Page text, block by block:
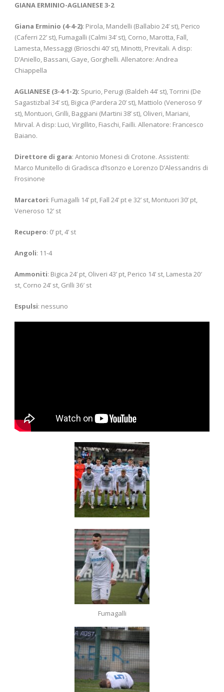
GIANA ERMINIO-AGLIANESE 3-2
Giana Erminio (4-4-2): Pirola, Mandelli (Ballabio 24’ st), Perico
(Caferri 22’ st), Fumagalli (Calmi 34’ st), Corno, Marotta, Fall,
Lamesta, Messaggi (Brioschi 40’ st), Minotti, Previtali. A disp:
D’Aniello, Bassani, Gaye, Gorghelli. Allenatore: Andrea
Chiappella
AGLIANESE (3-4-1-2): Spurio, Perugi (Baldeh 44’ st), Torrini (De
Sagastizbal 34’ st), Bigica (Pardera 20’ st), Mattiolo (Veneroso 9’
st), Montuori, Grilli, Baggiani (Martini 38’ st), Oliveri, Mariani,
Mirval. A disp: Luci, Virgillito, Fiaschi, Failli. Allenatore: Francesco
Baiano.
Direttore di gara: Antonio Monesi di Crotone. Assistenti:
Marco Munitello di Gradisca d’Isonzo e Lorenzo D’Alessandris di
Frosinone
Marcatori: Fumagalli 14’ pt, Fall 24’ pt e 32’ st, Montuori 30’ pt,
Veneroso 12’ st
Recupero: 0’ pt, 4’ st
Angoli: 11-4
Ammoniti: Bigica 24’ pt, Oliveri 43’ pt, Perico 14’ st, Lamesta 20′
st, Corno 24’ st, Grilli 36′ st
Espulsi: nessuno
Fumagalli